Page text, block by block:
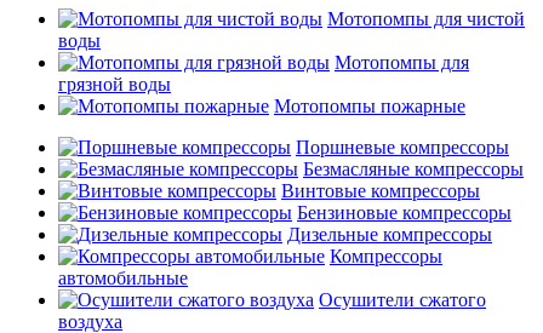
Мотопомпы для чистой
воды
Мотопомпы для
грязной воды
Мотопомпы пожарные
Поршневые компрессоры
Безмасляные компрессоры
Винтовые компрессоры
Бензиновые компрессоры
Дизельные компрессоры
Компрессоры
автомобильные
Осушители сжатого
воздуха